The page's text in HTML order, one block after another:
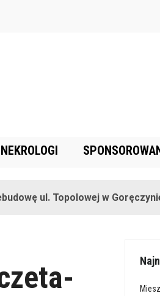
NEKROLOGI
Topolowej w Goręczynie